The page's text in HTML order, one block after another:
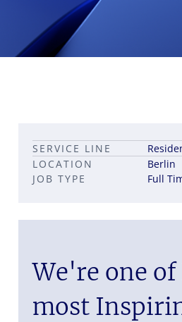
Career pathways in
Leadership career
Capital Markets roles
JOB TYPE Full
LOCATION Berlin
SERVICE LINE
We're one
most